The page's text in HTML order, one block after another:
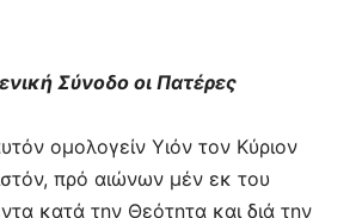
Σύνοδο οι Πατέρες
ομολογείν Υιόν τον Κύριον
πρό αιώνων μέν εκ του
κατά την Θεότητα και διά την